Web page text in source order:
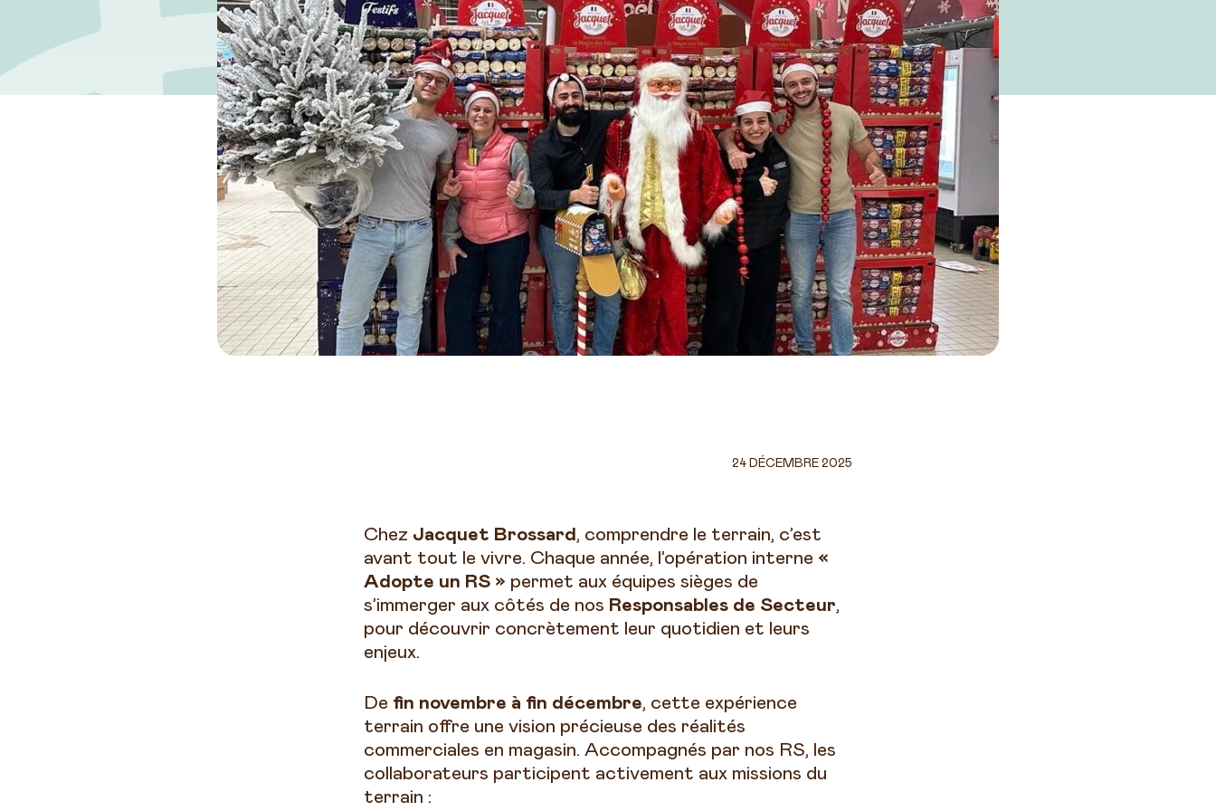
24 DÉCEMBRE 2025
Chez Jacquet Brossard , comprendre le terrain, c’est
avant tout le vivre. Chaque année, l’opération interne «
Adopte un RS » permet aux équipes sièges de
s’immerger aux côtés de nos Responsables de Secteur,
pour découvrir concrètement leur quotidien et leurs
enjeux.
De fin novembre à fin décembre, cette expérience
terrain offre une vision précieuse des réalités
commerciales en magasin. Accompagnés par nos RS, les
collaborateurs participent activement aux missions du
terrain :